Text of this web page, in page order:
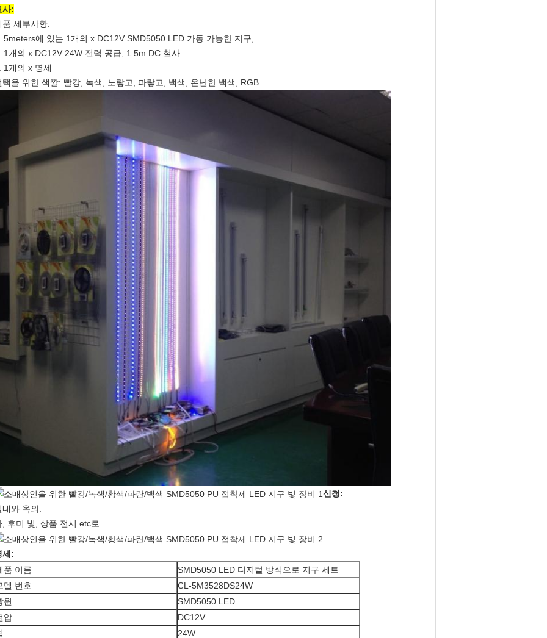
사:
품 세부사항:
5meters에 있는 1개의 x DC12V SMD5050 LED 가동 가능한 지구,
1개의 x DC12V 24W 전력 공급, 1.5m DC 철사.
1개의 x 명세
택을 위한 색깔: 빨강, 녹색, 노랗고, 파랗고, 백색, 온난한 백색, RGB
신청:
내와 옥외.
, 후미 빛, 상품 전시 etc로.
세:
품 이름
SMD5050 LED 디지털 방식으로 지구 세트
델 번호
CL-5M3528DS24W
원
SMD5050 LED
압
DC12V
24W